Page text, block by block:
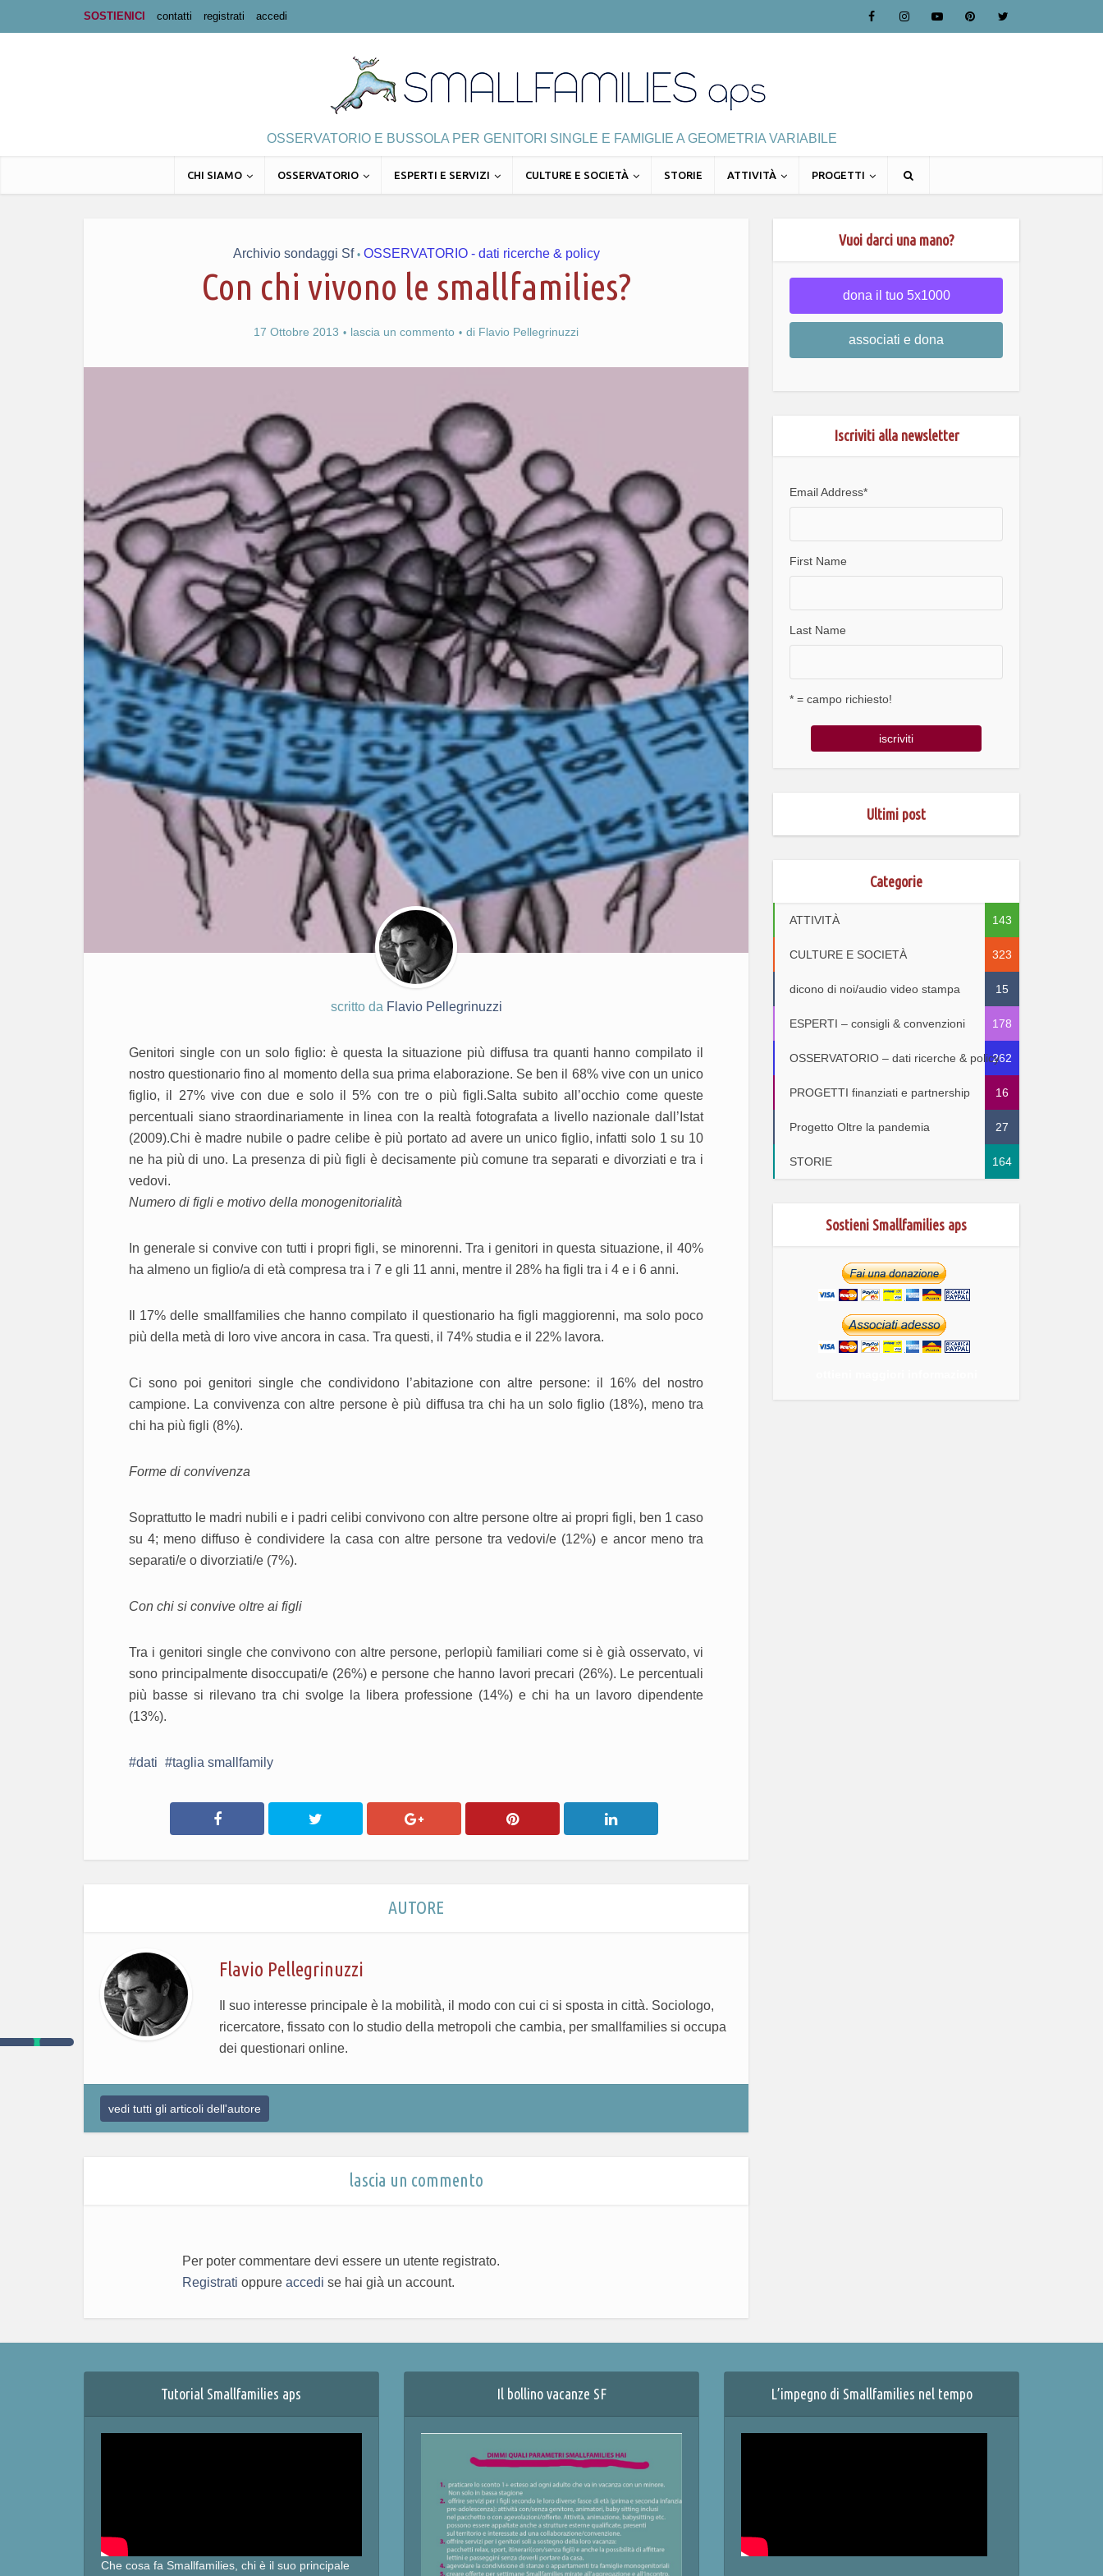
SOSTIENICI contatti registrati accedi
OSSERVATORIO E BUSSOLA PER GENITORI SINGLE E FAMIGLIE A GEOMETRIA VARIABILE
CHI SIAMO OSSERVATORIO ESPERTI E SERVIZI CULTURE E SOCIETÀ STORIE ATTIVITÀ PROGETTI
Archivio sondaggi Sf • OSSERVATORIO - dati ricerche & policy
Con chi vivono le smallfamilies?
17 Ottobre 2013 lascia un commento di Flavio Pellegrinuzzi
scritto da Flavio Pellegrinuzzi
Genitori single con un solo figlio: è questa la situazione più diffusa tra quanti hanno compilato il
nostro questionario fino al momento della sua prima elaborazione. Se ben il 68% vive con un unico
figlio, il 27% vive con due e solo il 5% con tre o più figli.Salta subito all’occhio come queste
percentuali siano straordinariamente in linea con la realtà fotografata a livello nazionale dall’Istat
(2009).Chi è madre nubile o padre celibe è più portato ad avere un unico figlio, infatti solo 1 su 10
ne ha più di uno. La presenza di più figli è decisamente più comune tra separati e divorziati e tra i
vedovi.
Numero di figli e motivo della monogenitorialità
In generale si convive con tutti i propri figli, se minorenni. Tra i genitori in questa situazione, il 40%
ha almeno un figlio/a di età compresa tra i 7 e gli 11 anni, mentre il 28% ha figli tra i 4 e i 6 anni.
Il 17% delle smallfamilies che hanno compilato il questionario ha figli maggiorenni, ma solo poco
più della metà di loro vive ancora in casa. Tra questi, il 74% studia e il 22% lavora.
Ci sono poi genitori single che condividono l’abitazione con altre persone: il 16% del nostro
campione. La convivenza con altre persone è più diffusa tra chi ha un solo figlio (18%), meno tra
chi ha più figli (8%).
Forme di convivenza
Soprattutto le madri nubili e i padri celibi convivono con altre persone oltre ai propri figli, ben 1 caso
su 4; meno diffuso è condividere la casa con altre persone tra vedovi/e (12%) e ancor meno tra
separati/e o divorziati/e (7%).
Con chi si convive oltre ai figli
Tra i genitori single che convivono con altre persone, perlopiù familiari come si è già osservato, vi
sono principalmente disoccupati/e (26%) e persone che hanno lavori precari (26%). Le percentuali
più basse si rilevano tra chi svolge la libera professione (14%) e chi ha un lavoro dipendente
(13%).
dati taglia smallfamily
AUTORE
Flavio Pellegrinuzzi
Il suo interesse principale è la mobilità, il modo con cui ci si sposta in città. Sociologo,
ricercatore, fissato con lo studio della metropoli che cambia, per smallfamilies si occupa
dei questionari online.
vedi tutti gli articoli dell'autore
lascia un commento
Per poter commentare devi essere un utente registrato.
Registrati oppure accedi se hai già un account.
Vuoi darci una mano?
dona il tuo 5x1000
associati e dona
Iscriviti alla newsletter
Email Address*
First Name
Last Name
* = campo richiesto!
Ultimi post
Categorie
ATTIVITÀ 143
CULTURE E SOCIETÀ 323
dicono di noi/audio video stampa 15
ESPERTI – consigli & convenzioni 178
OSSERVATORIO – dati ricerche & policy262
PROGETTI finanziati e partnership 16
Progetto Oltre la pandemia 27
STORIE 164
Sostieni Smallfamilies aps
Tutorial Smallfamilies aps
Che cosa fa Smallfamilies, chi è il suo principale
Il bollino vacanze SF L’impegno di Smallfamilies nel tempo